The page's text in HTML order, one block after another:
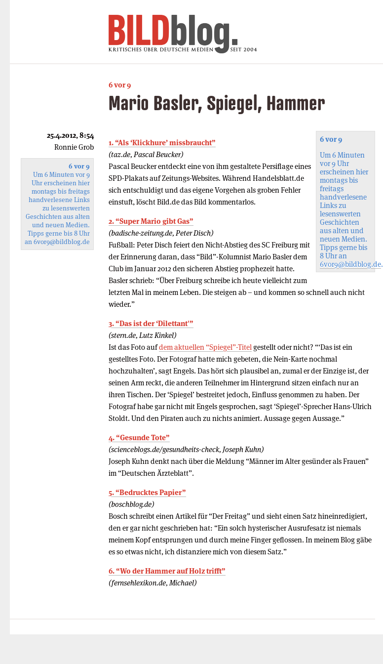
6 vor 9
Mario Basler, Spiegel, Hammer
6 vor 9
Um 6 Minuten
vor 9 Uhr
erscheinen hier
montags bis
freitags
handverlesene
Links zu
lesenswerten
Geschichten
aus alten und
neuen Medien.
Tipps gerne bis
8 Uhr an
6vor9@bildblog.de.
1. “Als ‘Klickhure’ missbraucht”
(taz.de, Pascal Beucker)
Pascal Beucker entdeckt eine von ihm gestaltete Persiflage eines
SPD-Plakats auf Zeitungs-Websites. Während Handelsblatt.de
sich entschuldigt und das eigene Vorgehen als groben Fehler
einstuft, löscht Bild.de das Bild kommentarlos.
2. “Super Mario gibt Gas”
(badische-zeitung.de, Peter Disch)
Fußball: Peter Disch feiert den Nicht-Abstieg des SC Freiburg mit
der Erinnerung daran, dass “Bild”-Kolumnist Mario Basler dem
Club im Januar 2012 den sicheren Abstieg prophezeit hatte.
Basler schrieb: “Über Freiburg schreibe ich heute vielleicht zum
letzten Mal in meinem Leben. Die steigen ab – und kommen so schnell auch nicht
wieder.”
3. “Das ist der ‘Dilettant'”
(stern.de, Lutz Kinkel)
Ist das Foto aufdem aktuellen “Spiegel”-Titel gestellt oder nicht? “‘Das ist ein
gestelltes Foto. Der Fotograf hatte mich gebeten, die Nein-Karte nochmal
hochzuhalten’, sagt Engels. Das hört sich plausibel an, zumal er der Einzige ist, der
seinen Arm reckt, die anderen Teilnehmer im Hintergrund sitzen einfach nur an
ihren Tischen. Der ‘Spiegel’ bestreitet jedoch, Einfluss genommen zu haben. Der
Fotograf habe gar nicht mit Engels gesprochen, sagt ‘Spiegel’-Sprecher Hans-Ulrich
Stoldt. Und den Piraten auch zu nichts animiert. Aussage gegen Aussage.”
4. “Gesunde Tote”
(scienceblogs.de/gesundheits-check, Joseph Kuhn)
Joseph Kuhn denkt nach über die Meldung “Männer im Alter gesünder als Frauen”
im “Deutschen Ärzteblatt”.
5. “Bedrucktes Papier”
(boschblog.de)
Bosch schreibt einen Artikel für “Der Freitag” und sieht einen Satz hineinredigiert,
den er gar nicht geschrieben hat: “Ein solch hysterischer Ausrufesatz ist niemals
meinem Kopf entsprungen und durch meine Finger geflossen. In meinem Blog gäbe
es so etwas nicht, ich distanziere mich von diesem Satz.”
6. “Wo der Hammer auf Holz trifft”
(fernsehlexikon.de, Michael)
25.4.2012, 8:54
Ronnie Grob
6 vor 9
Um 6 Minuten vor 9
Uhr erscheinen hier
montags bis freitags
handverlesene Links
zu lesenswerten
Geschichten aus alten
und neuen Medien.
Tipps gerne bis 8 Uhr
an6vor9@bildblog.de